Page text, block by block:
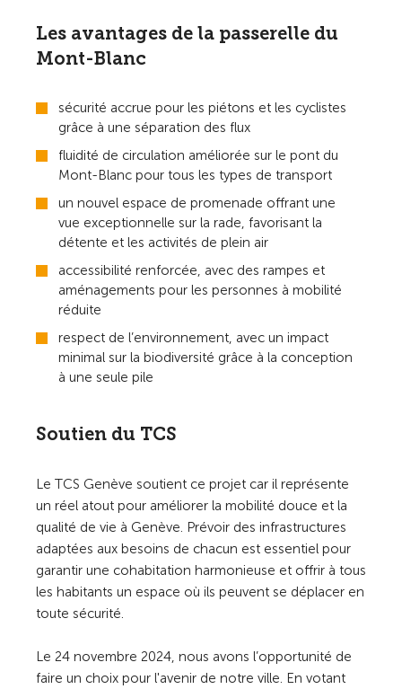
Les avantages de la passerelle du
Mont-Blanc
sécurité accrue pour les piétons et les cyclistes
grâce à une séparation des flux
fluidité de circulation améliorée sur le pont du
Mont-Blanc pour tous les types de transport
un nouvel espace de promenade offrant une
vue exceptionnelle sur la rade, favorisant la
détente et les activités de plein air
accessibilité renforcée, avec des rampes et
aménagements pour les personnes à mobilité
réduite
respect de l’environnement, avec un impact
minimal sur la biodiversité grâce à la conception
à une seule pile
Soutien du TCS
Le TCS Genève soutient ce projet car il représente
un réel atout pour améliorer la mobilité douce et la
qualité de vie à Genève. Prévoir des infrastructures
adaptées aux besoins de chacun est essentiel pour
garantir une cohabitation harmonieuse et offrir à tous
les habitants un espace où ils peuvent se déplacer en
toute sécurité.
Le 24 novembre 2024, nous avons l’opportunité de
faire un choix pour l'avenir de notre ville. En votant